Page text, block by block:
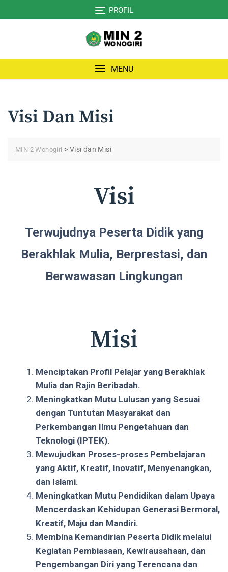
to
PROFIL
MENU
Visi Dan Misi
MIN 2 Wonogiri > Visi dan Misi
Visi
Terwujudnya Peserta Didik yang
Berakhlak Mulia, Berprestasi, dan
Berwawasan Lingkungan
Misi
Menciptakan Profil Pelajar yang Berakhlak
Mulia dan Rajin Beribadah.
Meningkatkan Mutu Lulusan yang Sesuai
dengan Tuntutan Masyarakat dan
Perkembangan Ilmu Pengetahuan dan
Teknologi (IPTEK).
Mewujudkan Proses-proses Pembelajaran
yang Aktif, Kreatif, Inovatif, Menyenangkan,
dan Islami.
Meningkatkan Mutu Pendidikan dalam Upaya
Mencerdaskan Kehidupan Generasi Bermoral,
Kreatif, Maju dan Mandiri.
Membina Kemandirian Peserta Didik melalui
Kegiatan Pembiasaan, Kewirausahaan, dan
Pengembangan Diri yang Terencana dan